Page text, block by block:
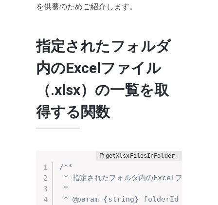
を供養のためご紹介します。
指定されたフォルダ
内のExcelファイル
（.xlsx）の一覧を取
得する関数
/**
* 指定されたフォルダ内のExcelファイル（
*
* @param {string} folderId - Excelファ